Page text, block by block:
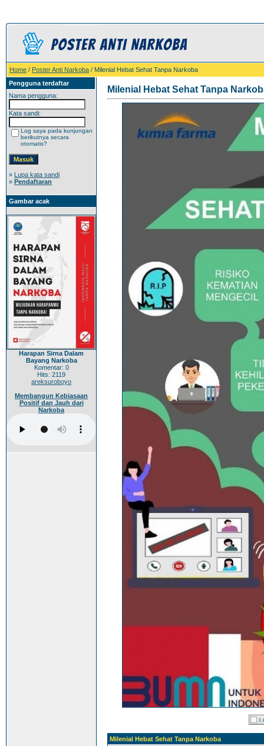
Home / Poster Anti Narkoba / Milenial Hebat Sehat Tanpa Narkoba
Pengguna terdaftar
Nama pengguna:
Kata sandi:
Log saya pada kunjungan
berikutnya secara
otomatis?
» Lupa kata sandi
» Pendaftaran
Gambar acak
Harapan Sirna Dalam
Bayang Narkoba
Komentar: 0
Hits: 2119
areksuroboyo
Membangun Kebiasaan
Positif dan Jauh dari
Narkoba
Milenial Hebat Sehat Tanpa
Milenial Hebat Sehat Tanpa Narkoba